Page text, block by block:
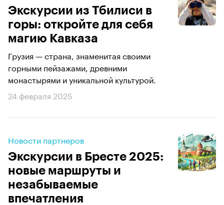
Экскурсии из Тбилиси в
горы: откройте для себя
магию Кавказа
Грузия — страна, знаменитая своими
горными пейзажами, древними
монастырями и уникальной культурой.
24 февраля 2025
Новости партнеров
Экскурсии в Бресте 2025:
новые маршруты и
незабываемые
впечатления